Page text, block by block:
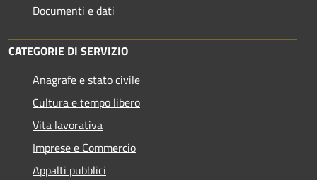
Documenti e dati
CATEGORIE DI SERVIZIO
Anagrafe e stato civile
Cultura e tempo libero
Vita lavorativa
Imprese e Commercio
Appalti pubblici